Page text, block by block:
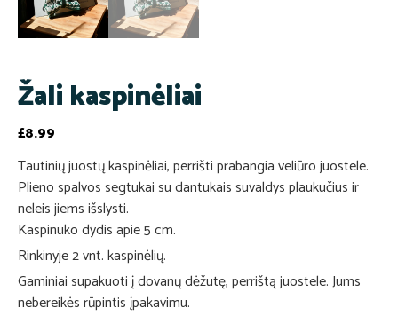
Žali kaspinėliai
£8.99
Tautinių juostų kaspinėliai, perrišti prabangia veliūro juostele.
Plieno spalvos segtukai su dantukais suvaldys plaukučius ir
neleis jiems išslysti.
Kaspinuko dydis apie 5 cm.
Rinkinyje 2 vnt. kaspinėlių.
Gaminiai supakuoti į dovanų dėžutę, perrištą juostele. Jums
nebereikės rūpintis įpakavimu.